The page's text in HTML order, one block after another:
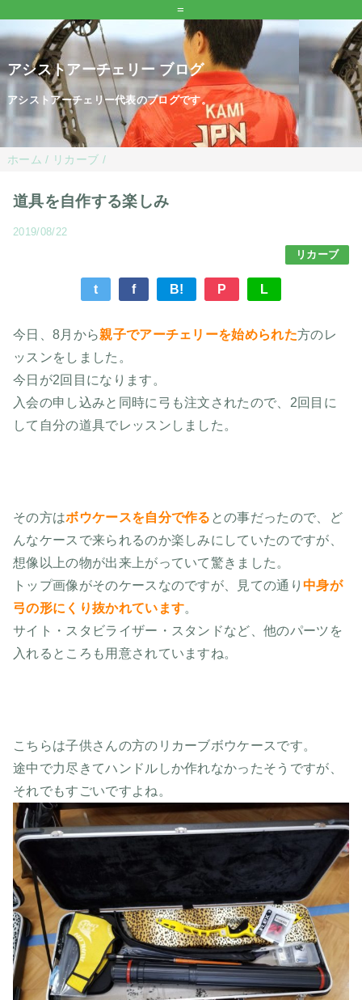
=
アシストアーチェリー ブログ
アシストアーチェリー代表のブログです。
ホーム / リカーブ /
道具を自作する楽しみ
2019/08/22
リカーブ
t f B! P L
今日、8月から親子でアーチェリーを始められた方のレ
ッスンをしました。
今日が2回目になります。
入会の申し込みと同時に弓も注文されたので、2回目に
して自分の道具でレッスンしました。
その方はボウケースを自分で作る との事だったので、ど
んなケースで来られるのか楽しみにしていたのですが、
想像以上の物が出来上がっていて驚きました。
トップ画像がそのケースなのですが、見ての通り中身が
弓の形にくり抜かれています。
サイト・スタビライザー・スタンドなど、他のパーツを
入れるところも用意されていますね。
こちらは子供さんの方のリカーブボウケースです。
途中で力尽きてハンドルしか作れなかったそうですが、
それでもすごいですよね。